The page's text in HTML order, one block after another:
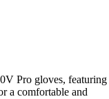
Pro gloves, featuring
a comfortable and